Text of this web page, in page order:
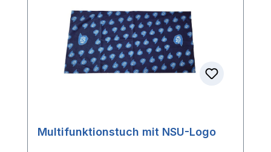
Multifunktionstuch mit NSU-Logo